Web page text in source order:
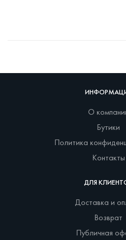
О
Бутики
Политика
Контакты
ДЛЯ
Доставка и
Возврат
Публичная